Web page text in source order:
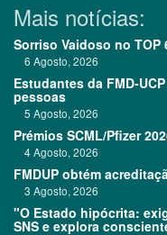
Mais notícias:
Sorriso Vaidoso no TOP
6 Agosto, 2026
Estudantes da FMD-
pessoas
5 Agosto, 2026
Prémios SCML/Pfizer
4 Agosto, 2026
FMDUP obtém
3 Agosto, 2026
"O Estado hipócrita:
SNS e explora